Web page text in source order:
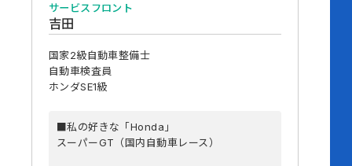
サービスフロント
吉田
国家2級自動車整備士
自動車検査員
ホンダSE1級
■私の好きな「Honda」
スーパーGT（国内自動車レース）